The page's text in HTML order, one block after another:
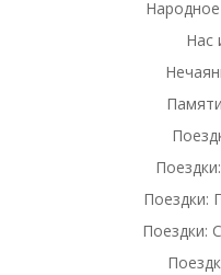
Нас
Поездки:
Поездки: